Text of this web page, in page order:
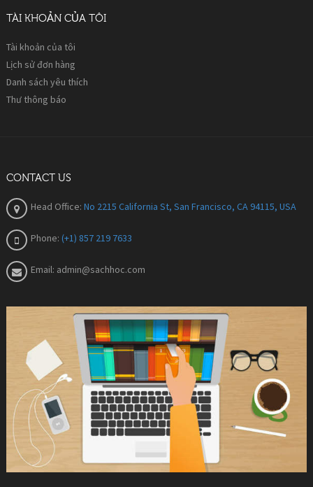
TÀI KHOẢN CỦA TÔI
Tài khoản của tôi
Lịch sử đơn hàng
Danh sách yêu thích
Thư thông báo
CONTACT US
Head Office: No 2215 California St, San Francisco, CA 94115, USA
Phone: (+1) 857 219 7633
Email: admin@sachhoc.com